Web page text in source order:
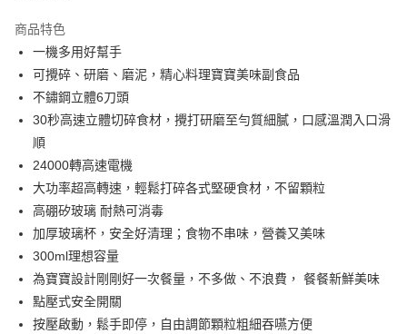
悠遊付
Google Pay
AFTEE先享後付
相關說明
【關於「AFTEE先享後付」】
AFTEE先享後付是「在收到商品之後才付款」的支付方式。 讓您購物簡單
便利好安心！
１．簡單：不需註冊會員、不需綁卡、不需儲值。
２．便利：只要手機號碼，簡訊認證，即可結帳。
３．安心：先確認商品／服務後，再付款。
【「AFTEE先享後付」結帳流程】
１．於結帳方式選擇「AFTEE先享後付」後，將跳轉至「AFTEE先享後付」
結帳頁面，進行簡訊認證並確認金額後，即可完成結帳。
２．訂單成立數日內，您將收到繳費通知簡訊。
３．收到繳費通知簡訊後14天內，點擊此簡訊中的連結，可透過四大超商／
ATM付款
運送方式
全家取貨付款
每筆NT$60，滿NT$590(含以上)免運費
7-11取貨付款
每筆NT$60，滿NT$590(含以上)免運費
商品特色
一機多用好幫手
可攪碎、研磨、磨泥，精心料理寶寶美味副食品
不鏽鋼立體6刀頭
30秒高速立體切碎食材，攪打研磨至勻質細膩，口感溫潤入口滑
順
24000轉高速電機
大功率超高轉速，輕鬆打碎各式堅硬食材，不留顆粒
高硼矽玻璃 耐熱可消毒
加厚玻璃杯，安全好清理；食物不串味，營養又美味
300ml理想容量
為寶寶設計剛剛好一次餐量，不多做、不浪費， 餐餐新鮮美味
點壓式安全開關
按壓啟動，鬆手即停，自由調節顆粒粗細吞嚥方便